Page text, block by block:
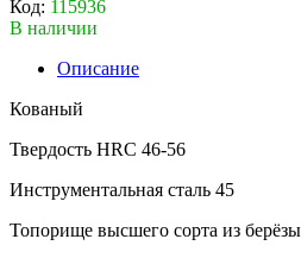
Код: 115936
В наличии
Описание
Кованый
Твердость HRC 46-56
Инструментальная сталь 45
Топорище высшего сорта из берёзы